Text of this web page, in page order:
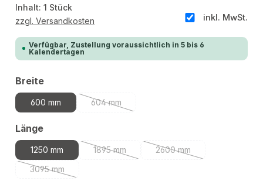
Inhalt:1 Stück
inkl. MwSt.
zzgl. Versandkosten
Verfügbar, Zustellung voraussichtlich in 5 bis 6
Kalendertagen
Breiteauswählen
600 mm 604 mm
(Diese Option ist zurzeit nicht verfügbar.)
Längeauswählen
1250 mm 1895 mm
(Diese Option ist zurzeit nicht verfügbar.)
2600 mm
(Diese Option ist zurzeit
3095 mm
(Diese Option ist zurzeit nicht verfügbar.)